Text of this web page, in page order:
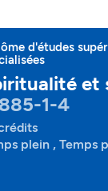
d'études
et
1-4
plein , Temps